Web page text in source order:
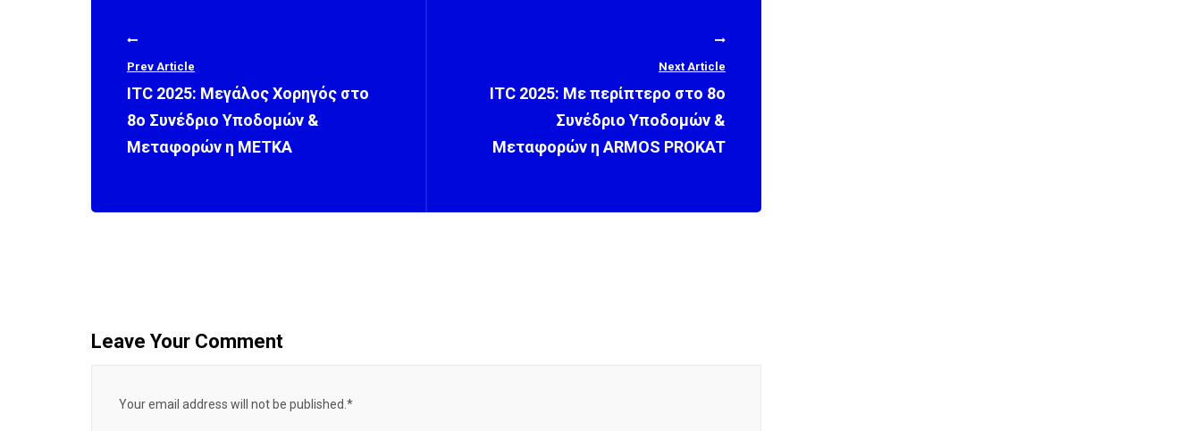
Prev Article
ITC 2025: Μεγάλος Χορηγός στο
8ο Συνέδριο Υποδομών &
Μεταφορών η ΜΕΤΚΑ
Next Article
ITC 2025: Με περίπτερο στο 8ο
Συνέδριο Υποδομών &
Μεταφορών η ARMOS PROKAT
Leave Your Comment
Your email address will not be published.*